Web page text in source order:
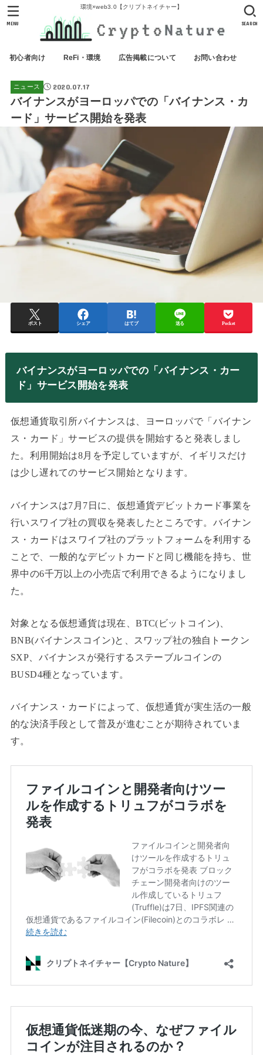
環境×web3.0【クリプトネイチャー】
初心者向け ReFi・環境 広告掲載について お問い合わせ
SEARCH
MENU
ニュース 2020.07.17
バイナンスがヨーロッパでの「バイナンス・カ
ード」サービス開始を発表
ポスト シェア はてブ 送る Pocket
バイナンスがヨーロッパでの「バイナンス・カー
ド」サービス開始を発表
仮想通貨取引所バイナンスは、ヨーロッパで「バイナン
ス・カード」サービスの提供を開始すると発表しまし
た。利用開始は8月を予定していますが、イギリスだけ
は少し遅れてのサービス開始となります。
バイナンスは7月7日に、仮想通貨デビットカード事業を
行いスワイプ社の買収を発表したところです。バイナン
ス・カードはスワイプ社のプラットフォームを利用する
ことで、一般的なデビットカードと同じ機能を持ち、世
界中の6千万以上の小売店で利用できるようになりまし
た。
対象となる仮想通貨は現在、BTC(ビットコイン)、
BNB(バイナンスコイン)と、スワップ社の独自トークン
SXP、バイナンスが発行するステーブルコインの
BUSD4種となっています。
バイナンス・カードによって、仮想通貨が実生活の一般
的な決済手段として普及が進むことが期待されていま
す。